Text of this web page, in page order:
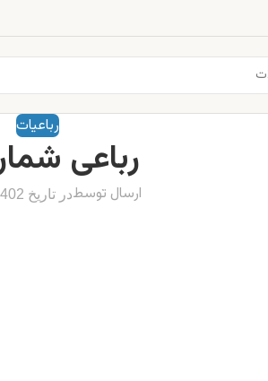
رباعیات
رباعی شمارهٔ
ارسال توسطدر تاریخ 1402-12-19